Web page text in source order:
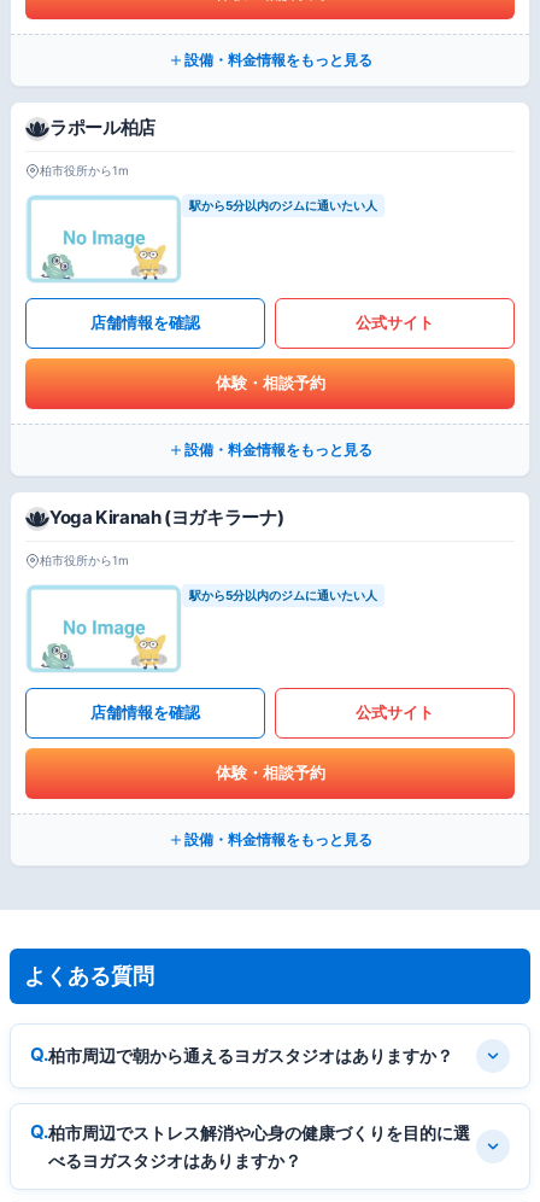
設備・料金情報をもっと見る
ラポール柏店
柏市役所から1m
駅から5分以内のジムに通いたい人
店舗情報を確認 公式サイト
体験・相談予約
設備・料金情報をもっと見る
Yoga Kiranah (ヨガキラーナ)
柏市役所から1m
駅から5分以内のジムに通いたい人
店舗情報を確認 公式サイト
体験・相談予約
設備・料金情報をもっと見る
よくある質問
柏市周辺で朝から通えるヨガスタジオはありますか？
柏市周辺でストレス解消や心身の健康づくりを目的に選
べるヨガスタジオはありますか？